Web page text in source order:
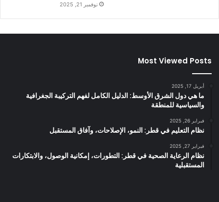
نوفمبر 21, 2025
Most Viewed Posts
أبريل 17, 2025
ما هي دول الشرق الأوسط: الدليل الكامل لفهم التركيبة الجغرافية
والسياسية للمنطقة
فبراير 26, 2025
نظام التعليم في قطر: النمو، الإصلاحات، وآفاق المستقبل
فبراير 27, 2025
نظام الرعاية الصحية في قطر: التطورات، إمكانية الوصول، والابتكارات
المستقبلية